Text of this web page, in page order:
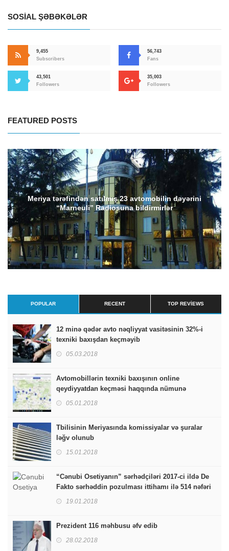
SOSIAL ŞƏBƏKƏLƏR
9,455
Subscribers
56,743
Fans
43,501
Followers
35,003
Followers
FEATURED POSTS
Meriya tərəfindən satılmış 23 avtomobilin dəyərini
“Marneuli” Radiosuna bildirmirlər
POPULAR RECENT TOP REVIEWS
12 minə qədər avto nəqliyyat vasitəsinin 32%-i
texniki baxışdan keçməyib
05.03.2018
Avtomobillərin texniki baxışının online
qeydiyyatdan keçməsi haqqında nümunə
05.01.2018
Tbilisinin Meriyasında komissiyalar və şuralar
ləğv olunub
15.01.2018
“Cənubi Osetiyanın” sərhədçiləri 2017-ci ildə De
Fakto sərhəddin pozulması ittihamı ilə 514 nəfəri
saxlayıblar
19.01.2018
Prezident 116 məhbusu əfv edib
28.02.2018